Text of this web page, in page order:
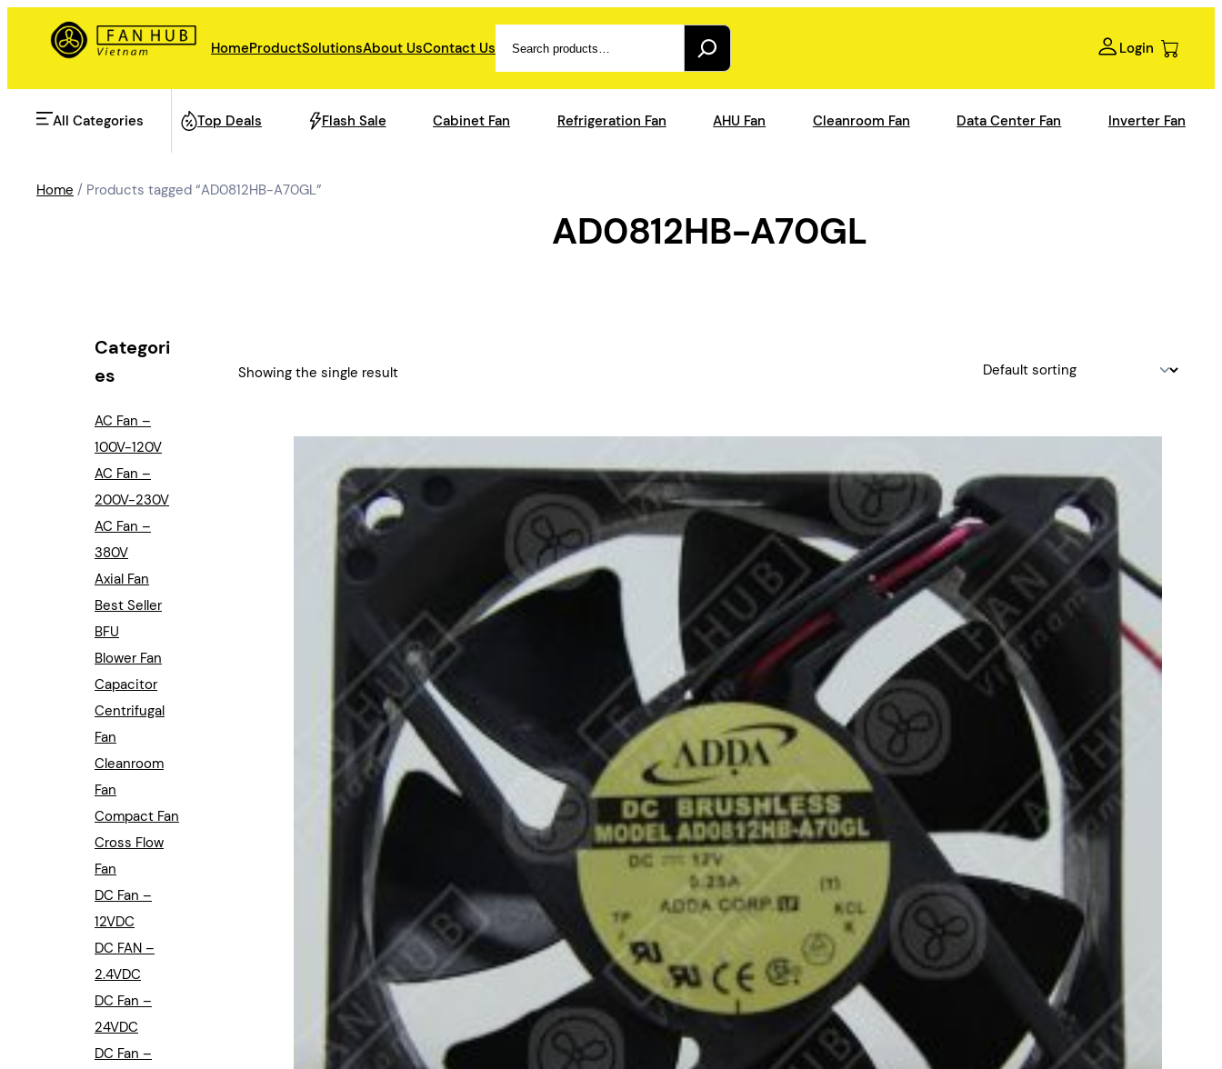
HomeProductSolutionsAbout UsContact Us Login
All Categories
AHU Fan
Refrigeration Fan
Industrial Automation
Cleanroom Fan
Air Purification
Cabinet Fan
Inverter Fan
Top Deals Flash Sale Cabinet Fan Refrigeration Fan AHU Fan Cleanroom Fan Data Center Fan Inverter Fan
Categori
es
AC Fan –
100V-120V
AC Fan –
200V-230V
AC Fan –
380V
Axial Fan
Best Seller
BFU
Blower Fan
Capacitor
Centrifugal
Fan
Cleanroom
Fan
Compact Fan
Cross Flow
Fan
DC Fan –
12VDC
DC FAN –
2.4VDC
DC Fan –
24VDC
DC Fan –
Home / Products tagged “AD0812HB-A70GL”
AD0812HB-A70GL
Showing the single result